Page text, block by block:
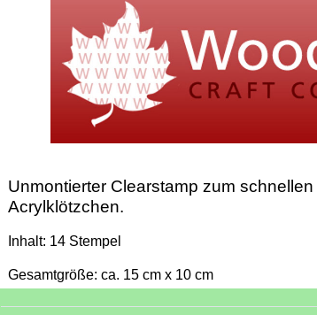
Unmontierter Clearstamp zum
Acrylklötzchen.
Inhalt: 14 Stempel
Gesamtgröße: ca. 15 cm x 10 cm